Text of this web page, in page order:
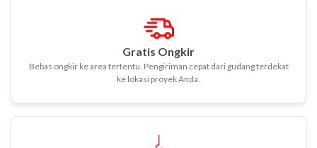
Gratis Ongkir
Bebas ongkir ke area tertentu. Pengiriman cepat dari gudang terdekat
ke lokasi proyek Anda.